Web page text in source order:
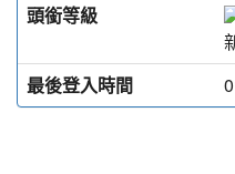
頭銜等級
最後登入時間